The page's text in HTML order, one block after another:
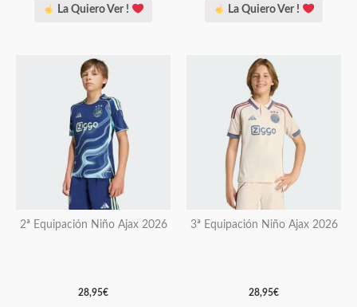
La Quiero Ver !
de
La Quiero Ver !
de
2ª Equipación Niño Ajax 2026
28,95€
Este
producto
tiene
múltiples
variantes.
Las
opciones
se
pueden
3ª Equipación Niño Ajax 2026
28,95€
Este
producto
tiene
múltiples
variantes.
opciones
pueden